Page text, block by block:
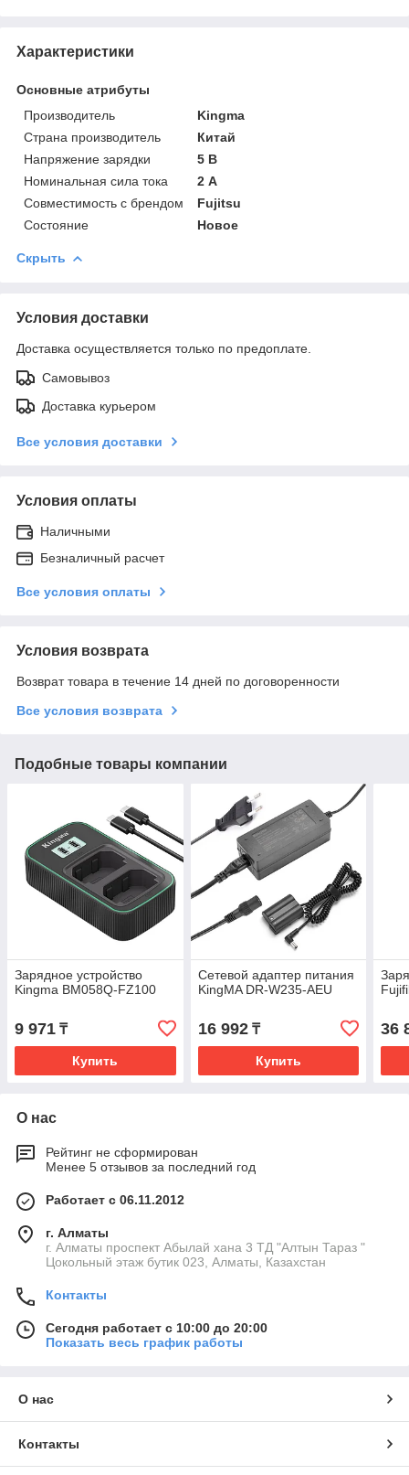
Характеристики
Основные атрибуты
Производитель
Kingma
Страна производитель
Китай
Напряжение зарядки
5 В
Номинальная сила тока
2 А
Совместимость с брендом
Fujitsu
Состояние
Новое
Скрыть
Условия доставки
Доставка осуществляется только по предоплате.
Самовывоз
Доставка курьером
Все условия доставки
Условия оплаты
Наличными
Безналичный расчет
Все условия оплаты
Условия возврата
Возврат товара в течение 14 дней по договоренности
Все условия возврата
Подобные товары компании
Зарядное устройство
Kingma BM058Q-FZ100
9 971 ₸
Купить
Сетевой адаптер питания
KingMA DR-W235-AEU
16 992₸
Купить
36
О нас
Рейтинг не сформирован
Менее 5 отзывов за последний год
Работает с 06.11.2012
г. Алматы
г. Алматы проспект Абылай хана 3 ТД "Алтын Тараз "
Цокольный этаж бутик 023, Алматы, Казахстан
Контакты
Сегодня работает с 10:00 до 20:00
Показать весь график работы
О нас
Контакты